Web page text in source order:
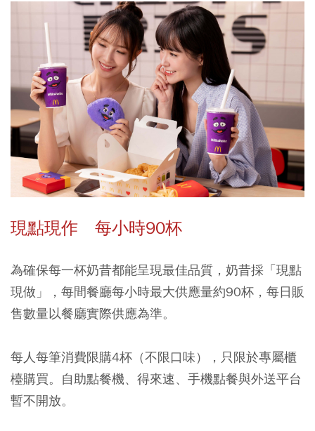
現點現作 每小時90杯
為確保每一杯奶昔都能呈現最佳品質，奶昔採「現點
現做」，每間餐廳每小時最大供應量約90杯，每日販
售數量以餐廳實際供應為準。
每人每筆消費限購4杯（不限口味），只限於專屬櫃
檯購買。自助點餐機、得來速、手機點餐與外送平台
暫不開放。